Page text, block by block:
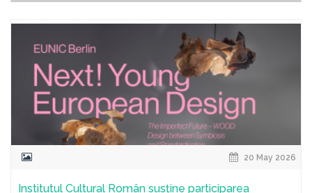
20 May 2026
Institutul Cultural Român susține participarea